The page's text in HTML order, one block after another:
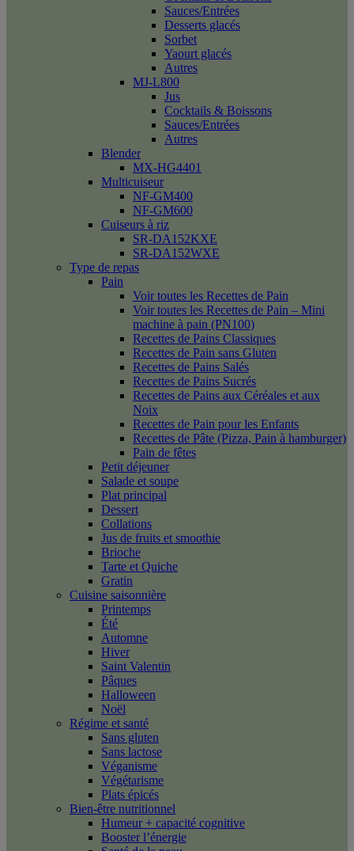
Sauces/Entrées
Desserts glacés
Sorbet
Yaourt glacés
Autres
MJ-L800
Jus
Cocktails & Boissons
Sauces/Entrées
Autres
Blender
MX-HG4401
Multicuiseur
NF-GM400
NF-GM600
Cuiseurs à riz
SR-DA152KXE
SR-DA152WXE
Type de repas
Pain
Voir toutes les Recettes de Pain
Voir toutes les Recettes de Pain – Mini
machine à pain (PN100)
Recettes de Pains Classiques
Recettes de Pain sans Gluten
Recettes de Pains Salés
Recettes de Pains Sucrés
Recettes de Pains aux Céréales et aux
Noix
Recettes de Pain pour les Enfants
Recettes de Pâte (Pizza, Pain à hamburger)
Pain de fêtes
Petit déjeuner
Salade et soupe
Plat principal
Dessert
Collations
Jus de fruits et smoothie
Brioche
Tarte et Quiche
Gratin
Cuisine saisonnière
Printemps
Été
Automne
Hiver
Saint Valentin
Pâques
Halloween
Noël
Régime et santé
Sans gluten
Sans lactose
Véganisme
Végétarisme
Plats épicés
Bien-être nutritionnel
Humeur + capacité cognitive
Booster l’énergie